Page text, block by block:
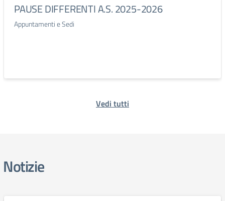
PAUSE DIFFERENTI A.S. 2025-2026
Appuntamenti e Sedi
Vedi tutti
Notizie